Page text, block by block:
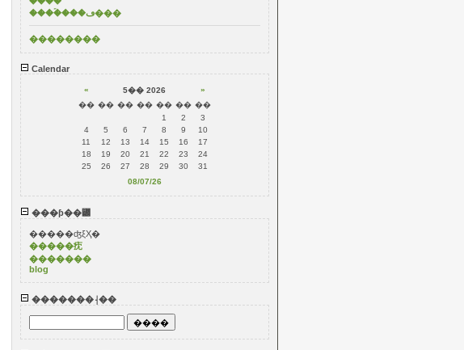
����ۡ���ڡ���
��������
Calendar
« 5�� 2026
»
�� �� �� �� �� �� ��
1
2
3
4
5 6 7 8 9
10
11
12 13 14 15 16
17
18
19 20 21 22 23
24
25
26 27 28 29 30
31
08/07/26
���ƥ��꡼
�����ʤξҲ�
�����㽸
�������
blog
�������⸡��